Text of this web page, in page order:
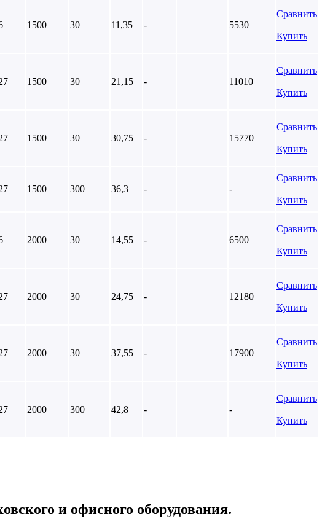
1500 30 11,35 - 5530
Сравнить
Купить
1500 30 21,15 - 11010
Сравнить
Купить
1500 30 30,75 - 15770
Сравнить
Купить
1500 300 36,3 - -
Сравнить
Купить
2000 30 14,55 - 6500
Сравнить
Купить
2000 30 24,75 - 12180
Сравнить
Купить
2000 30 37,55 - 17900
Сравнить
Купить
2000 300 42,8 - -
Сравнить
Купить
и офисного оборудования.